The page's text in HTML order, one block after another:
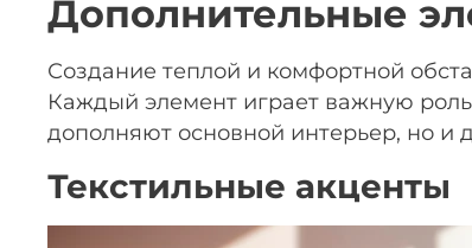
Дополнительные
Создание теплой и комфортной
Каждый элемент играет важную
дополняют основной интерьер, но и
Текстильные акценты